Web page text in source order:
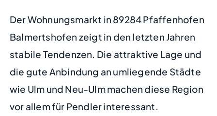
Der Wohnungsmarkt in 89284 Pfaffenhofen
Balmertshofen zeigt in den letzten Jahren
stabile Tendenzen. Die attraktive Lage und
die gute Anbindung an umliegende Städte
wie Ulm und Neu-Ulm machen diese Region
vor allem für Pendler interessant.